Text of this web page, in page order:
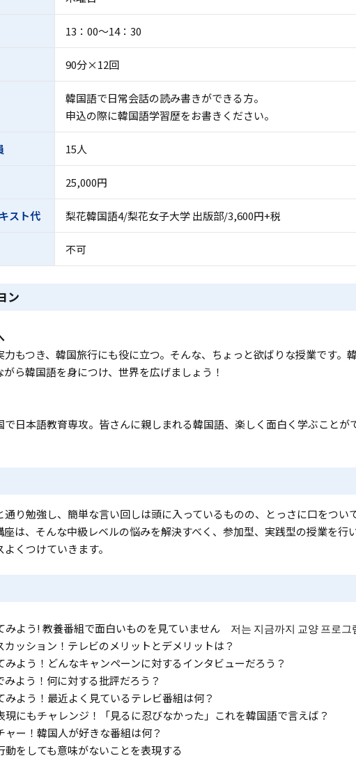
13：00～14：30
90分×12回
韓国語で日常会話の読み書きができる方。
申込の際に韓国語学習歴をお書きください。
15人
25,000円
スト代 梨花韓国語4/梨花女子大学 出版部/3,600円+税
不可
ン
もつき、韓国旅行にも役に立つ。そんな、ちょっと欲ばりな授業です。
ら韓国語を身につけ、世界を広げましょう！
で日本語教育専攻。皆さんに親しまれる韓国語、楽しく面白く学ぶことが
通り勉強し、簡単な言い回しは頭に入っているものの、とっさに口をつ
座は、そんな中級レベルの悩みを解決すべく、参加型、実践型の授業を
くつけていきます。
う! 教養番組で面白いものを見ていません 저는 지금까지 교양 프로그
ッション！テレビのメリットとデメリットは？
う！どんなキャンペーンに対するインタビューだろう？
よう！何に対する批評だろう？
よう！最近よく見ているテレビ番組は何？
もチャレンジ！「見るに忍びなかった」これを韓国語で言えば？
ー！韓国人が好きな番組は何？
をしても意味がないことを表現する